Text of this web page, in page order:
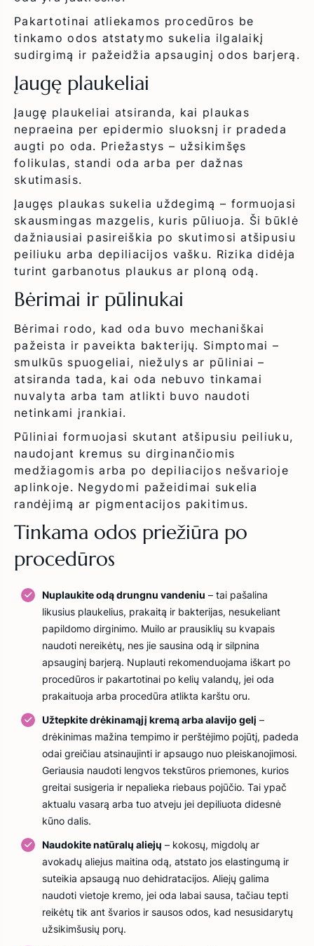
Pakartotinai atliekamos procedūros be
tinkamo odos atstatymo sukelia ilgalaikį
sudirgimą ir pažeidžia apsauginį odos barjerą.
Įaugę plaukeliai
Įaugę plaukeliai atsiranda, kai plaukas
nepraeina per epidermio sluoksnį ir pradeda
augti po oda. Priežastys – užsikimšęs
folikulas, standi oda arba per dažnas
skutimasis.
Įaugęs plaukas sukelia uždegimą – formuojasi
skausmingas mazgelis, kuris pūliuoja. Ši būklė
dažniausiai pasireiškia po skutimosi atšipusiu
peiliuku arba depiliacijos vašku. Rizika didėja
turint garbanotus plaukus ar ploną odą.
Bėrimai ir pūlinukai
Bėrimai rodo, kad oda buvo mechaniškai
pažeista ir paveikta bakterijų. Simptomai –
smulkūs spuogeliai, niežulys ar pūliniai –
atsiranda tada, kai oda nebuvo tinkamai
nuvalyta arba tam atlikti buvo naudoti
netinkami įrankiai.
Pūliniai formuojasi skutant atšipusiu peiliuku,
naudojant kremus su dirginančiomis
medžiagomis arba po depiliacijos nešvarioje
aplinkoje. Negydomi pažeidimai sukelia
randėjimą ar pigmentacijos pakitimus.
Tinkama odos priežiūra po
procedūros
Nuplaukite odą drungnu vandeniu – tai pašalina
likusius plaukelius, prakaitą ir bakterijas, nesukeliant
papildomo dirginimo. Muilo ar prausiklių su kvapais
naudoti nereikėtų, nes jie sausina odą ir silpnina
apsauginį barjerą. Nuplauti rekomenduojama iškart po
procedūros ir pakartotinai po kelių valandų, jei oda
prakaituoja arba procedūra atlikta karštu oru.
Užtepkite drėkinamąjį kremą arba alavijo gelį –
drėkinimas mažina tempimo ir perštėjimo pojūtį, padeda
odai greičiau atsinaujinti ir apsaugo nuo pleiskanojimosi.
Geriausia naudoti lengvos tekstūros priemones, kurios
greitai susigeria ir nepalieka riebaus pojūčio. Tai ypač
aktualu vasarą arba tuo atveju jei depiliuota didesnė
kūno dalis.
Naudokite natūralų aliejų – kokosų, migdolų ar
avokadų aliejus maitina odą, atstato jos elastingumą ir
suteikia apsaugą nuo dehidratacijos. Aliejų galima
naudoti vietoje kremo, jei oda labai sausa, tačiau tepti
reikėtų tik ant švarios ir sausos odos, kad nesusidarytų
užsikimšusių porų.